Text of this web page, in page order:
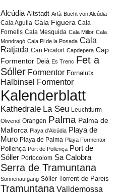
Alcúdia Altstadt Artà Bucht von Alcúdia
Cala Agulla Cala Figuera Cala
Fornells Cala Mesquida Cala Millor Cala
Mondragó Cala Pi de la Posada Cala
Ratjada Can Picafort Capdepera Cap
Formentor Deià Es Trenc Fet a
Sóller Formentor Fornalutx
Halbinsel Formentor
Kalenderblatt
Kathedrale La Seu Leuchtturm
Olivenöl Orangen Palma Palma de
Mallorca Playa d'Alcúdia Playa de
Muro Playa de Palma Playa Formentor
Pollença Port de Pollença Port de
Sóller Portocolom Sa Calobra
Serra de Tramuntana
Sonnenaufgang Sòller Torrent de Pareis
Tramuntana Valldemossa